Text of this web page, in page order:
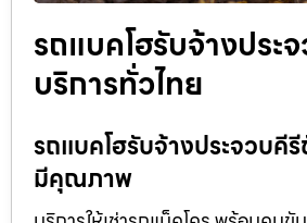
รถแบคโฮรับจ้างประ
บริการทั่วไทย
รถแบคโฮรับจ้างประจวบคี
มีคุณภาพ